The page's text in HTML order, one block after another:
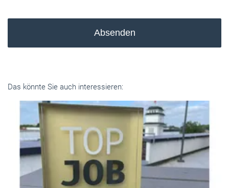
Absenden
Das könnte Sie auch interessieren: